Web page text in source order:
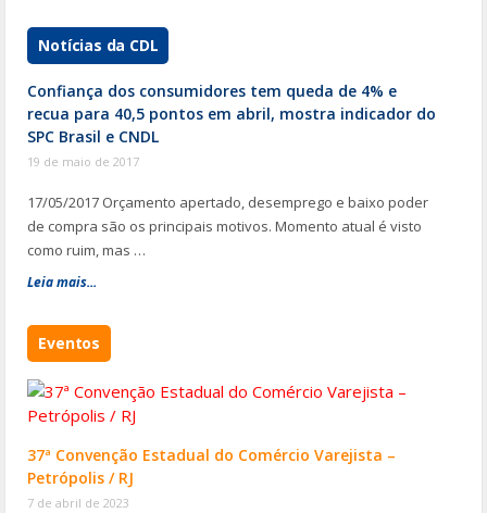
Notícias da CDL
Confiança dos consumidores tem queda de 4% e
recua para 40,5 pontos em abril, mostra indicador do
SPC Brasil e CNDL
19 de maio de 2017
17/05/2017 Orçamento apertado, desemprego e baixo poder
de compra são os principais motivos. Momento atual é visto
como ruim, mas …
Leia mais...
Eventos
37ª Convenção Estadual do Comércio Varejista –
Petrópolis / RJ
7 de abril de 2023